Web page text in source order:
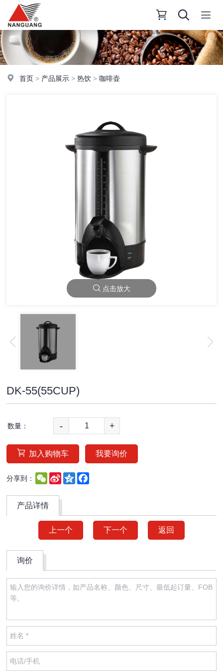
首页 > 产品展示 >热饮 >咖啡壶
点击放大
DK-55(55CUP)
数量： - +
加入购物车 我要询价
分享到： WeChat
Sina
Weibo
Qzone
产品详情
上一个 下一个 返回
询价